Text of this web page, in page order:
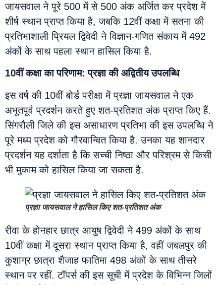
जायसवाल ने पूरे 500 में से 500 अंक अर्जित कर प्रदेश में
शीर्ष स्थान प्राप्त किया है, जबकि 12वीं कक्षा में सतना की
प्रतिभाशाली प्रियल द्विवेदी ने विज्ञान-गणित संकाय में 492
अंकों के साथ पहला स्थान हासिल किया है.
10वीं कक्षा का परिणाम: प्रज्ञा की अद्वितीय उपलब्धि
इस वर्ष की 10वीं बोर्ड परीक्षा में प्रज्ञा जायसवाल ने एक
अभूतपूर्व प्रदर्शन करते हुए शत-प्रतिशत अंक प्राप्त किए हैं.
सिंगरौली जिले की इस असाधारण प्रतिभा की इस उपलब्धि ने
पूरे मध्य प्रदेश को गौरवान्वित किया है. उनका यह शानदार
प्रदर्शन यह दर्शाता है कि सच्ची निष्ठा और परिश्रम से किसी
भी मुकाम को हासिल किया जा सकता है.
प्रज्ञा जायसवाल ने हासिल किए शत-प्रतिशत अंक
रीवा के होनहार छात्र आयुष द्विवेदी ने 499 अंकों के साथ
10वीं कक्षा में दूसरा स्थान प्राप्त किया है, वहीं जबलपुर की
कुशाग्र छात्रा शैजाह फातिमा 498 अंकों के साथ तीसरे
स्थान पर रहीं. टॉपर्स की इस सूची में प्रदेश के विभिन्न जिलों